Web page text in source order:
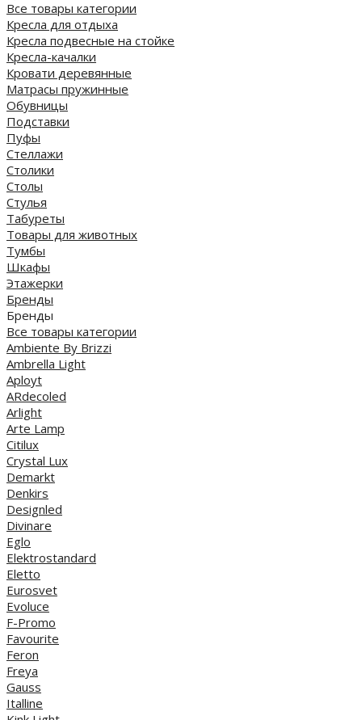
Все товары категории
Кресла для отдыха
Кресла подвесные на стойке
Кресла-качалки
Кровати деревянные
Матрасы пружинные
Обувницы
Подставки
Пуфы
Стеллажи
Столики
Столы
Стулья
Табуреты
Товары для животных
Тумбы
Шкафы
Этажерки
Бренды
Бренды
Все товары категории
Ambiente By Brizzi
Ambrella Light
Aployt
ARdecoled
Arlight
Arte Lamp
Citilux
Crystal Lux
Demarkt
Denkirs
Designled
Divinare
Eglo
Elektrostandard
Eletto
Eurosvet
Evoluce
F-Promo
Favourite
Feron
Freya
Gauss
Italline